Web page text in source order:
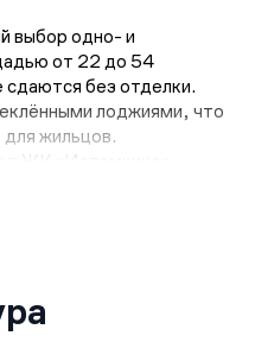
выбор одно- и
от 22 до 54
без отделки.
лоджиями, что
жильцов.
ЖК «Истомкино»
сетевые и несетевые
от жилого комплекса